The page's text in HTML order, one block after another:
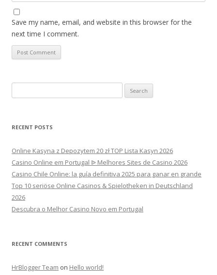
Save my name, email, and website in this browser for the
next time I comment.
for:
RECENT POSTS
Online Kasyna z Depozytem 20 zł TOP Lista Kasyn 2026
Casino Online em Portugal ᐉ Melhores Sites de Casino 2026
Casino Chile Online: la guía definitiva 2025 para ganar en grande
Top 10 seriöse Online Casinos & Spielotheken in Deutschland
2026
Descubra o Melhor Casino Novo em Portugal
RECENT COMMENTS
HrBlogger Team on Hello world!